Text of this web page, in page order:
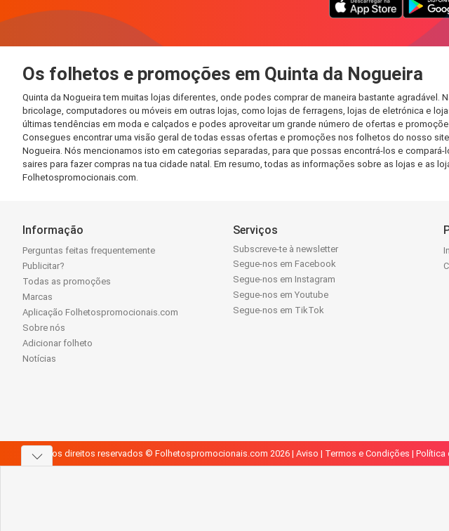
Os folhetos e promoções em Quinta da Nogueira
Quinta da Nogueira tem muitas lojas diferentes, onde podes comprar de maneira bastante
bricolage, computadores ou móveis em outras lojas, como lojas de ferragens, lojas de eletrónica e
últimas tendências em moda e calçados e podes aproveitar um grande número de ofertas e
Consegues encontrar uma visão geral de todas essas ofertas e promoções nos folhetos do nosso
Nogueira. Nós mencionamos isto em categorias separadas, para que possas encontrá-los e
saires para fazer compras na tua cidade natal. Em resumo, todas as informações sobre as lojas e
Folhetospromocionais.com.
Informação
Perguntas feitas frequentemente
Publicitar?
Todas as promoções
Marcas
Aplicação Folhetospromocionais.com
Sobre nós
Adicionar folheto
Notícias
Serviços
Subscreve-te à newsletter
Segue-nos em Facebook
Segue-nos em Instagram
Segue-nos em Youtube
Segue-nos em TikTok
Todos os direitos reservados © Folhetospromocionais.com 2026 | Aviso | Termos e Condições | Política